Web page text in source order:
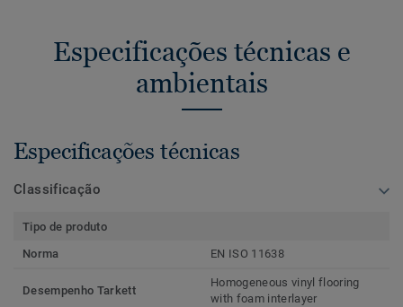
Especificações técnicas e
ambientais
Especificações técnicas
Classificação
Tipo de produto
Norma
EN ISO 11638
Desempenho Tarkett
Homogeneous vinyl flooring
with foam interlayer